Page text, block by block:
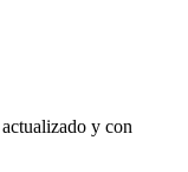
y con